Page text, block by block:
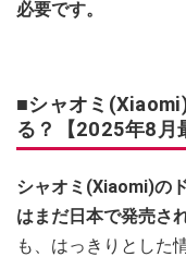
必要です。
■シャオミ
る？【2025年8月
シャオミ(Xiaomi)の
はまだ日本で発売さ
も、はっきりとした